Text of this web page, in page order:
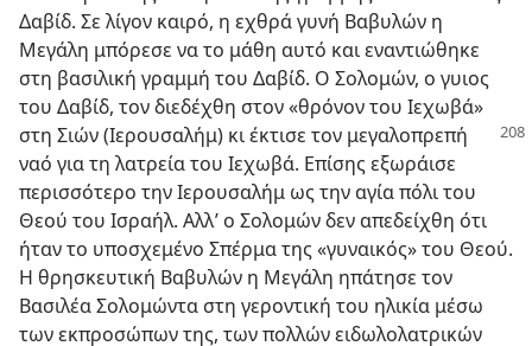
Δαβίδ. Σε λίγον καιρό, η εχθρά γυνή Βαβυλών η
Μεγάλη μπόρεσε να το μάθη αυτό και εναντιώθηκε
στη βασιλική γραμμή του Δαβίδ. Ο Σολομών, ο γυιος
του Δαβίδ, τον διεδέχθη στον «θρόνον του Ιεχωβά»
στη Σιών (Ιερουσαλήμ) κι έκτισε τον μεγαλοπρεπή
ναό για τη λατρεία του Ιεχωβά. Επίσης εξωράισε
περισσότερο την Ιερουσαλήμ ως την αγία πόλι του
Θεού του Ισραήλ. Αλλ’ ο Σολομών δεν απεδείχθη ότι
ήταν το υποσχεμένο Σπέρμα της «γυναικός» του Θεού.
Η θρησκευτική Βαβυλών η Μεγάλη ηπάτησε τον
Βασιλέα Σολομώντα στη γεροντική του ηλικία μέσω
των εκπροσώπων της, των πολλών ειδωλολατρικών